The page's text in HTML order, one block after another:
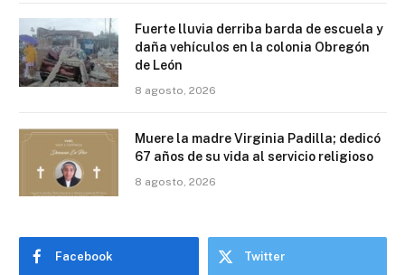
Fuerte lluvia derriba barda de escuela y
daña vehículos en la colonia Obregón
de León
8 agosto, 2026
Muere la madre Virginia Padilla; dedicó
67 años de su vida al servicio religioso
8 agosto, 2026
Facebook Twitter